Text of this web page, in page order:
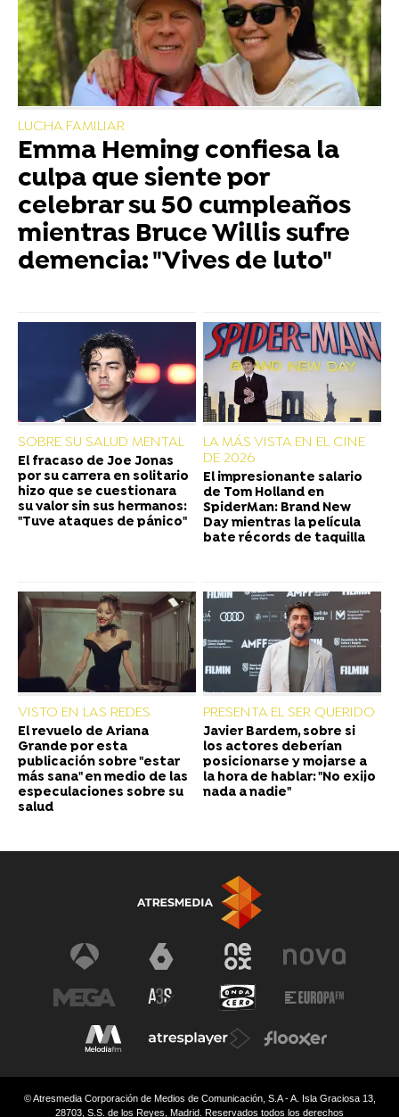
LUCHA FAMILIAR
Emma Heming confiesa la
culpa que siente por
celebrar su 50 cumpleaños
mientras Bruce Willis sufre
demencia: "Vives de luto"
SOBRE SU SALUD MENTAL
El fracaso de Joe Jonas
por su carrera en solitario
hizo que se cuestionara
su valor sin sus hermanos:
"Tuve ataques de pánico"
LA MÁS VISTA EN EL CINE
DE 2026
El impresionante salario
de Tom Holland en
SpiderMan: Brand New
Day mientras la película
bate récords de taquilla
VISTO EN LAS REDES
El revuelo de Ariana
Grande por esta
publicación sobre "estar
más sana" en medio de las
especulaciones sobre su
salud
PRESENTA EL SER QUERIDO
Javier Bardem, sobre si
los actores deberían
posicionarse y mojarse a
la hora de hablar: "No exijo
nada a nadie"
© Atresmedia Corporación de Medios de Comunicación, S.A - A. Isla Graciosa 13,
28703, S.S. de los Reyes, Madrid. Reservados todos los derechos